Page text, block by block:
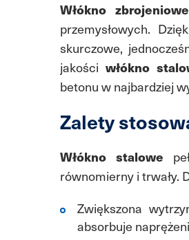
Włókno zbrojeniowe
przemysłowych.
skurczowe,
jakości włókno
betonu w najbardziej
Zalety
Włókno stalowe
równomierny i trwały.
Zwiększona
absorbuje